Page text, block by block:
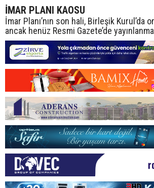
İMAR PLANI KAOSU
İmar Planı’nın son hali, Birleşik Kurul’da
ancak henüz Resmi Gazete’de